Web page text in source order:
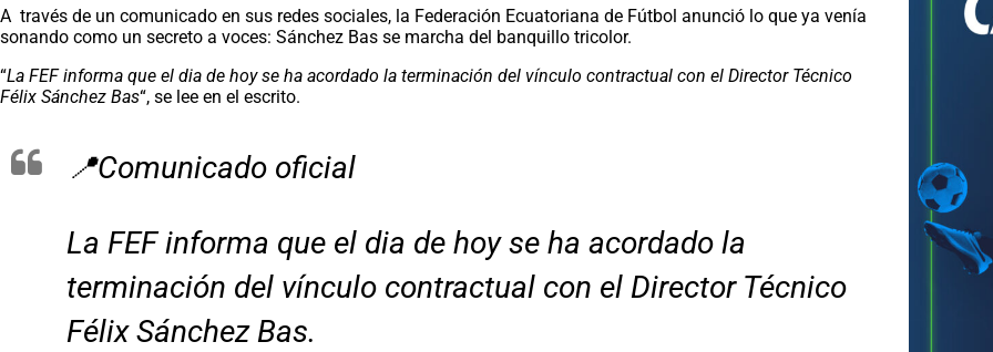
A través de un comunicado en sus redes sociales, la Federación Ecuatoriana de Fútbol anunció lo que ya venía
sonando como un secreto a voces: Sánchez Bas se marcha del banquillo tricolor.
“La FEF informa que el dia de hoy se ha acordado la terminación del vínculo contractual con el Director Técnico
Félix Sánchez Bas“, se lee en el escrito.
📍Comunicado oficial
La FEF informa que el dia de hoy se ha acordado la
terminación del vínculo contractual con el Director Técnico
Félix Sánchez Bas.